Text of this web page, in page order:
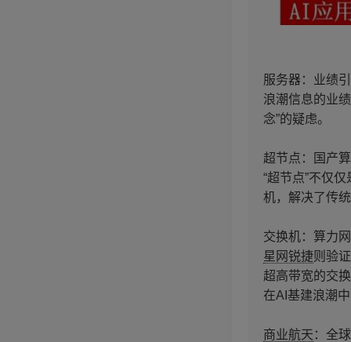
服务器：业绩
浪潮信息的业
念”的疑虑。
超节点：国产
“超节点”不仅
机，解决了传
交换机：算力
星网锐捷则验
超高带宽的交
在AI基建浪潮
商业航天 ：全